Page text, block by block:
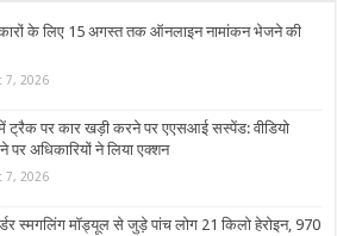
के लिए 15 अगस्त तक ऑनलाइन नामांकन भेजने की
7, 2026
ट्रैक पर कार खड़ी करने पर एएसआई सस्पेंड: वीडियो
पर अधिकारियों ने लिया एक्शन
7, 2026
स्मगलिंग मॉड्यूल से जुड़े पांच लोग 21 किलो हेरोइन, 970